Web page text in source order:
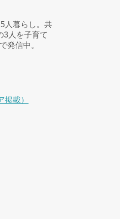
人暮らし。共
3人を子育て
発信中。
載）